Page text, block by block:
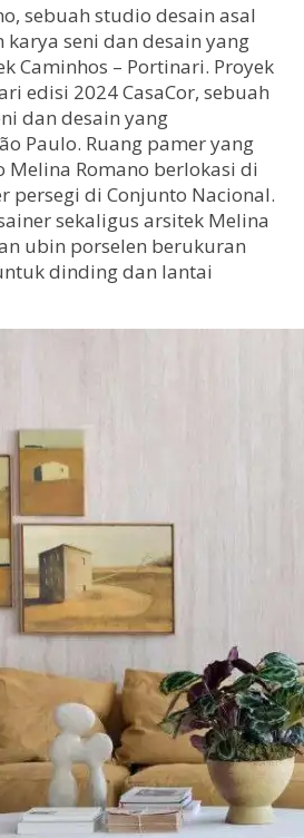
sebuah studio desain asal
seni dan desain yang
Caminhos – Portinari. Proyek
edisi 2024 CasaCor, sebuah
dan desain yang
Paulo. Ruang pamer yang
Romano berlokasi di
persegi di Conjunto Nacional.
sekaligus arsitek Melina
ubin porselen berukuran
dinding dan lantai